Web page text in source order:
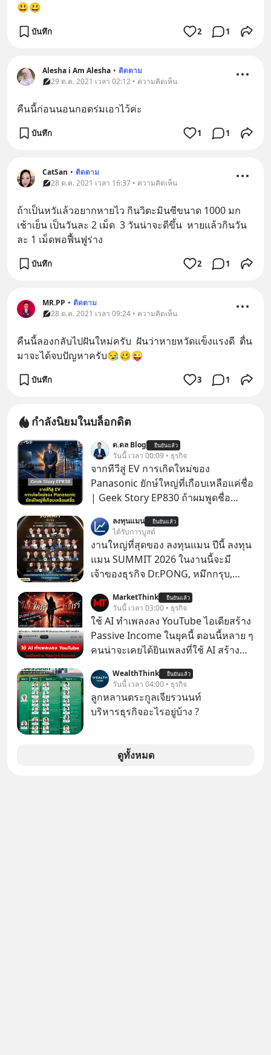
😃😃
บันทึก 2 1
Alesha i Am Alesha • ติดตาม
29 ต.ค. 2021 เวลา 02:12 • ความคิดเห็น
คืนนี้ก่อนนอนกอดร่มเอาไว้ค่ะ
บันทึก 1 1
CatSan • ติดตาม
28 ต.ค. 2021 เวลา 16:37 • ความคิดเห็น
ถ้าเป็นหวัแล้วอยากหายไว กินวิตะมินซีขนาด 1000 มก
เช้าเย็น เป็นวันละ 2 เม็ด  3 วันน่าจะดีขึ้น  หายแล้วกินวัน
ละ 1 เม็ดพอฟื้นฟูร่าง
บันทึก 2 1
MR.PP • ติดตาม
28 ต.ค. 2021 เวลา 09:24 • ความคิดเห็น
คืนนี้ลองกลับไปฝันใหม่ครับ  ฝันว่าหายหวัดแข็งแรงดี  ตื่น
มาจะได้จบปัญหาครับ😪🥴😜
บันทึก 3 1
กำลังนิยมในบล็อกดิต
ด.ดล Blog ยืนยันแล้ว
วันนี้ เวลา 00:09 • ธุรกิจ
จากทีวีสู่ EV การเกิดใหม่ของ
Panasonic ยักษ์ใหญ่ที่เกือบเหลือแค่ชื่อ
| Geek Story EP830 ถ้าผมพูดชื่อ
ถ่านไฟฉาย? ถ้าคุณยังคิดแบบนั้น แสดง
ว่าคุณกำลังพลาดเรื่องราวการ
‘Rebranding’ ที่ดุเดือดที่สุดใน
ประวัติศาสตร์ญี่ปุ่น! รู้หรือไม่ว่า ในวันที่
พวกเขาขาดทุนย่อยยับเกือบ 3 แสนล้าน
บาท Panasonic ตัดสินใจหักดิบ ทิ้ง
ตลาดเครื่องใช้ไฟฟ้าที่สู้ B2C ไม่ไหว
แล้วหันไปเดิมพันครั้งใหญ่กับ Tesla
และ Software Solutions จนวันนี้พวก
เขากลายเป็นกระดูกสันหลังของ
อุตสาหกรรม EV โลกไปแล้ว… พวกเขา
ทำได้อย่างไร เลือกฟังกันได้เลยนะครับ
อย่าลืมกด Follow ติดตาม PodCast
ช่อง Geek Forever’s Podcast ของผม
ผ่าน Apple Podcast :
ลงทุนแมน ยืนยันแล้ว
ได้รับการบูสต์
งานใหญ่ที่สุดของ ลงทุนแมน ปีนี้ ลงทุน
แมน SUMMIT 2026 ในงานนี้จะมี
เจ้าของธุรกิจ Dr.PONG, หมึกกรุบ,
Fastwork, MizuMi, KARMART, อิชิตัน
มาแชร์ความรู้การสร้างธุรกิจ
MarketThink ยืนยันแล้ว
วันนี้ เวลา 03:00 • ธุรกิจ
ใช้ AI ทำเพลงลง YouTube ไอเดียสร้าง
Passive Income ในยุคนี้ ตอนนี้หลาย ๆ
คนน่าจะเคยได้ยินเพลงที่ใช้ AI สร้าง
รู้ตัวเรา” จากช่องชื่อว่า UNHEARD
MUSIC ที่ตอนนี้มียอดรับชมกว่า 26
ล้านครั้งแล้ว
WealthThink ยืนยันแล้ว
วันนี้ เวลา 04:00 • ธุรกิจ
ลูกหลานตระกูลเจียรวนนท์
บริหารธุรกิจอะไรอยู่บ้าง ?
ดูทั้งหมด